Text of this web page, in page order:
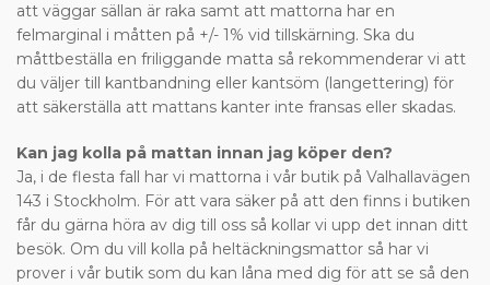
att väggar sällan är raka samt att mattorna har en
felmarginal i måtten på +/- 1% vid tillskärning. Ska du
måttbeställa en friliggande matta så rekommenderar vi att
du väljer till kantbandning eller kantsöm (langettering) för
att säkerställa att mattans kanter inte fransas eller skadas.
Kan jag kolla på mattan innan jag köper den?
Ja, i de flesta fall har vi mattorna i vår butik på Valhallavägen
143 i Stockholm. För att vara säker på att den finns i butiken
får du gärna höra av dig till oss så kollar vi upp det innan ditt
besök. Om du vill kolla på heltäckningsmattor så har vi
prover i vår butik som du kan låna med dig för att se så den